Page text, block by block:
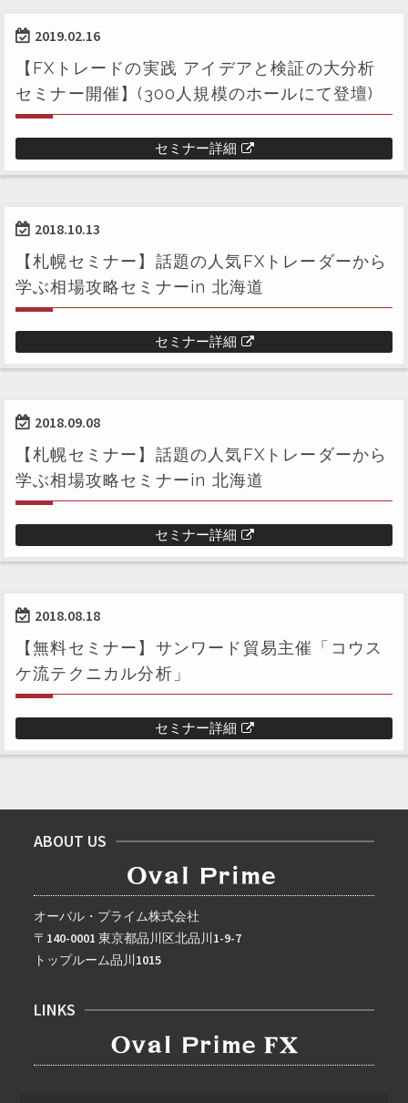
2019.02.16
【FXトレードの実践 アイデアと検証の大分析
セミナー開催】(300人規模のホールにて登壇)
セミナー詳細
2018.10.13
【札幌セミナー】話題の人気FXトレーダーから
学ぶ相場攻略セミナーin 北海道
セミナー詳細
2018.09.08
【札幌セミナー】話題の人気FXトレーダーから
学ぶ相場攻略セミナーin 北海道
セミナー詳細
2018.08.18
【無料セミナー】サンワード貿易主催「コウス
ケ流テクニカル分析」
セミナー詳細
ABOUT US
オーバル・プライム株式会社
〒140-0001 東京都品川区北品川1-9-7
トップルーム品川1015
LINKS